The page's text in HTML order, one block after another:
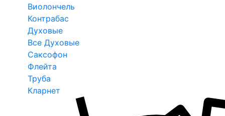
Виолончель
Контрабас
Духовые
Все Духовые
Саксофон
Флейта
Труба
Кларнет